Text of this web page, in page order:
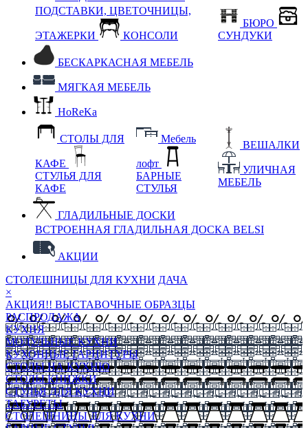
ПОДСТАВКИ, ЦВЕТОЧНИЦЫ,
ЭТАЖЕРКИ КОНСОЛИ
БЮРО
СУНДУКИ
БЕСКАРКАСНАЯ МЕБЕЛЬ
МЯГКАЯ МЕБЕЛЬ
HoReKa
СТОЛЫ ДЛЯ
КАФЕ
СТУЛЬЯ ДЛЯ
КАФЕ
Мебель
лофт
БАРНЫЕ
СТУЛЬЯ
ВЕШАЛКИ
УЛИЧНАЯ
МЕБЕЛЬ
ГЛАДИЛЬНЫЕ ДОСКИ
ВСТРОЕННАЯ ГЛАДИЛЬНАЯ ДОСКА BELSI
АКЦИИ
СТОЛЕШНИЦЫ ДЛЯ КУХНИ ДАЧА
×
АКЦИЯ!! ВЫСТАВОЧНЫЕ ОБРАЗЦЫ
РАСПРОДАЖА
КУХНЯ
МОДУЛЬНЫЕ КУХНИ
КУХОННЫЕ ГАРНИТУРЫ
СТОЛЫ НА КУХНЮ
СТОЛЫ КНИЖКИ
СТУЛЬЯ ДЛЯ КУХНИ
ТАБУРЕТЫ
СТОЛЕШНИЦЫ ДЛЯ КУХНИ